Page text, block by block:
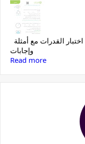
وإجابات
Read more